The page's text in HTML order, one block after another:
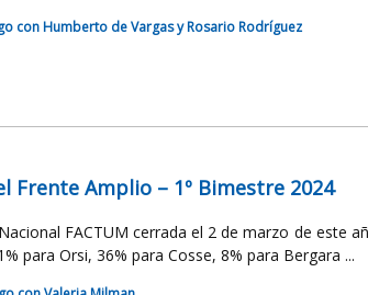
con Humberto de Vargas y Rosario Rodríguez
Frente Amplio – 1º Bimestre 2024
FACTUM cerrada el 2 de marzo de este
para Orsi, 36% para Cosse, 8% para Bergara ...